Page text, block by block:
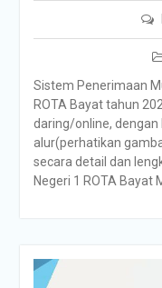
Sistem Penerimaan
ROTA Bayat tahun
daring/online, dengan
alur(perhatikan
secara detail dan
Negeri 1 ROTA Bayat